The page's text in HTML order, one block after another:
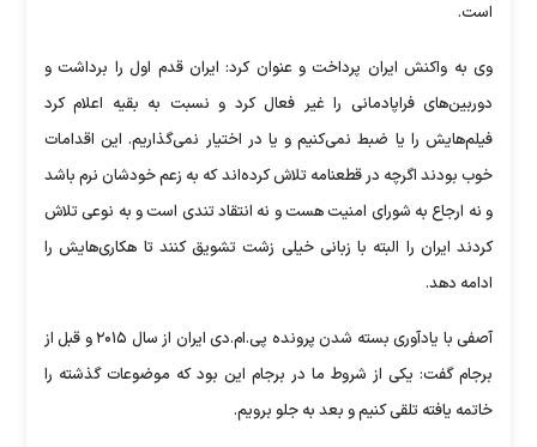
است.
وی به واکنش ایران پرداخت و عنوان کرد: ایران قدم اول را برداشت و
دوربین‌های فراپادمانی را غیر فعال کرد و نسبت به بقیه اعلام کرد
فیلم‌هایش را یا ضبط نمی‌کنیم و یا در اختیار نمی‌گذاریم. این اقدامات
خوب بودند اگرچه در قطعنامه تلاش کرده‌اند که به زعم خودشان نرم باشد
و نه ارجاع به شورای امنیت هست و نه انتقاد تندی است و به نوعی تلاش
کردند ایران را البته با زبانی خیلی زشت تشویق کنند تا هکاری‌هایش را
ادامه دهد.
آصفی با یادآوری بسته شدن پرونده پی.ام.دی ایران از سال ۲۰۱۵ و قبل از
برجام گفت: یکی از شروط ما در برجام این بود که موضوعات گذشته را
خاتمه یافته تلقی کنیم و بعد به جلو برویم.